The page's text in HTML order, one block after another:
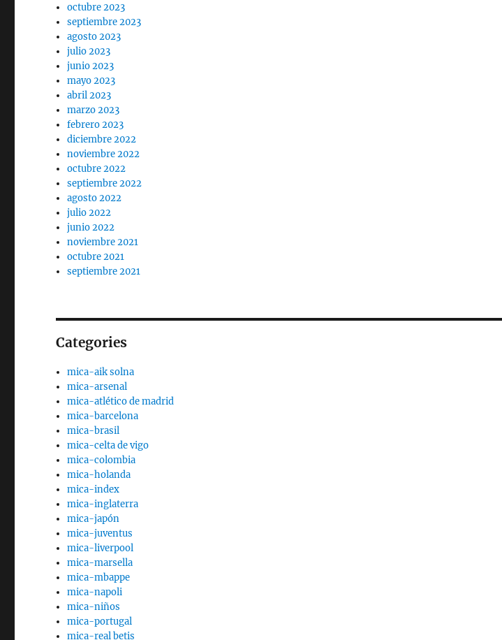
octubre 2023
septiembre 2023
agosto 2023
julio 2023
junio 2023
mayo 2023
abril 2023
marzo 2023
febrero 2023
diciembre 2022
noviembre 2022
octubre 2022
septiembre 2022
agosto 2022
julio 2022
junio 2022
noviembre 2021
octubre 2021
septiembre 2021
Categories
mica-aik solna
mica-arsenal
mica-atlético de madrid
mica-barcelona
mica-brasil
mica-celta de vigo
mica-colombia
mica-holanda
mica-index
mica-inglaterra
mica-japón
mica-juventus
mica-liverpool
mica-marsella
mica-mbappe
mica-napoli
mica-niños
mica-portugal
mica-real betis